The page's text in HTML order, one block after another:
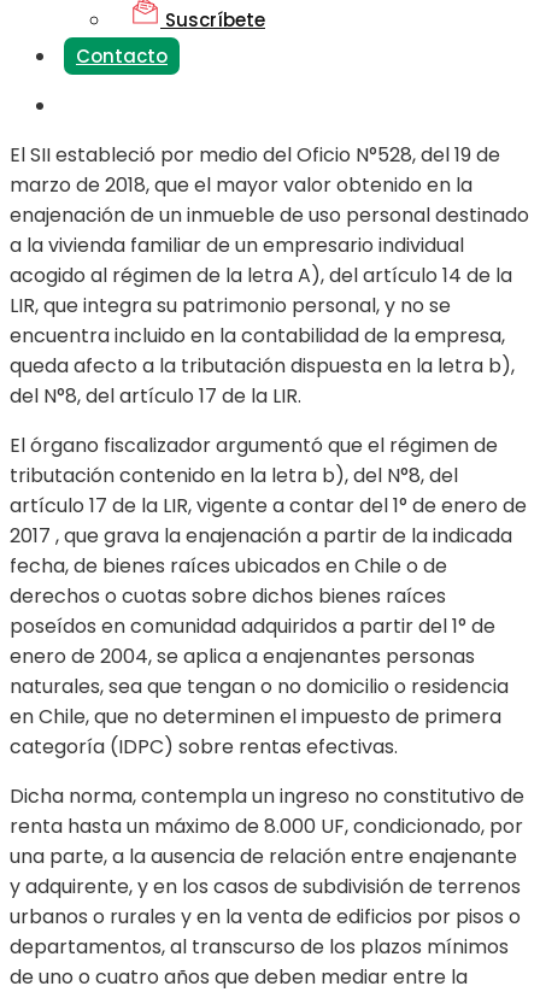
Suscríbete
Contacto
El SII estableció por medio del Oficio N°528, del 19 de
marzo de 2018, que el mayor valor obtenido en la
enajenación de un inmueble de uso personal destinado
a la vivienda familiar de un empresario individual
acogido al régimen de la letra A), del artículo 14 de la
LIR, que integra su patrimonio personal, y no se
encuentra incluido en la contabilidad de la empresa,
queda afecto a la tributación dispuesta en la letra b),
del N°8, del artículo 17 de la LIR.
El órgano fiscalizador argumentó que el régimen de
tributación contenido en la letra b), del N°8, del
artículo 17 de la LIR, vigente a contar del 1° de enero de
2017 , que grava la enajenación a partir de la indicada
fecha, de bienes raíces ubicados en Chile o de
derechos o cuotas sobre dichos bienes raíces
poseídos en comunidad adquiridos a partir del 1° de
enero de 2004, se aplica a enajenantes personas
naturales, sea que tengan o no domicilio o residencia
en Chile, que no determinen el impuesto de primera
categoría (IDPC) sobre rentas efectivas.
Dicha norma, contempla un ingreso no constitutivo de
renta hasta un máximo de 8.000 UF, condicionado, por
una parte, a la ausencia de relación entre enajenante
y adquirente, y en los casos de subdivisión de terrenos
urbanos o rurales y en la venta de edificios por pisos o
departamentos, al transcurso de los plazos mínimos
de uno o cuatro años que deben mediar entre la